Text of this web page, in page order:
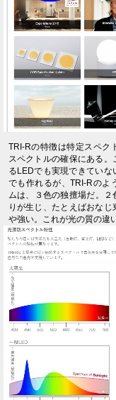
TRI-Rの特徴は特定スペク
スペクトルの確保にある
るLEDでも実現できてい
でも作れるが、TRI-Rのよ
ムは、３色の独擅場だ。
りが生じ、たとえばおな
や強い。これが光の質の違